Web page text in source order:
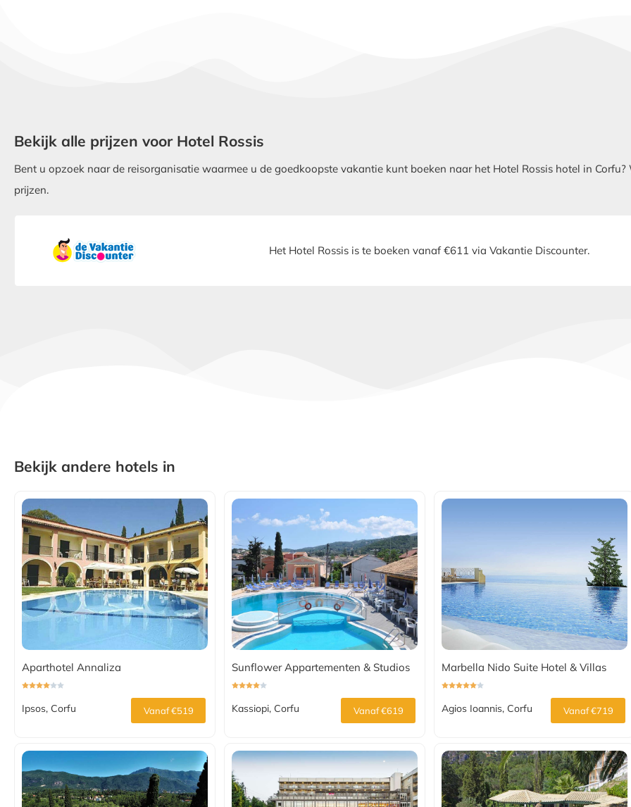
Bekijk alle prijzen voor Hotel Rossis
Bent u opzoek naar de reisorganisatie waarmee u de goedkoopste vakantie kunt boeken naar het Hotel Rossis hotel in
prijzen.
Het Hotel Rossis is te boeken vanaf €611 via Vakantie Discounter.
Bekijk andere hotels in
Aparthotel Annaliza
Ipsos, Corfu Vanaf €519
Sunflower Appartementen & Studios
Kassiopi, Corfu Vanaf €619
Marbella Nido Suite Hotel & Villas
Agios Ioannis, Corfu Vanaf €719